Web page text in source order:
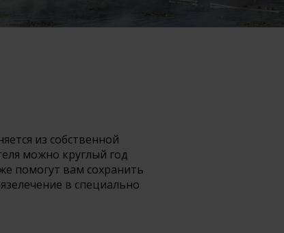
Малый лечебный пакет
из собственной
можно круглый год
помогут вам сохранить
в специально